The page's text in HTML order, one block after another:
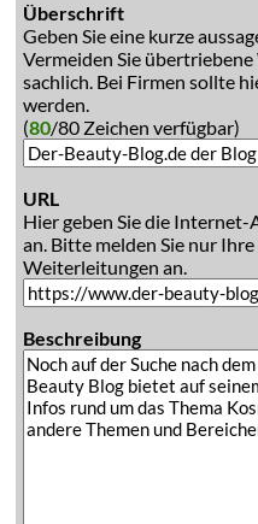
Überschrift
Geben Sie eine kurze
Vermeiden Sie
sachlich. Bei Firmen sollte
werden.
(80/80 Zeichen verfügbar)
URL
Hier geben Sie die
an. Bitte melden Sie nur
Weiterleitungen an.
Beschreibung